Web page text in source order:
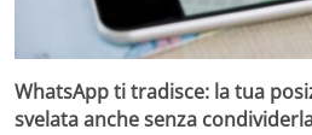
WhatsApp ti tradisce: la tua
svelata anche senza